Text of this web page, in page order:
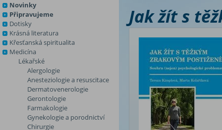
Novinky
Připravujeme
Dotisky
Krásná literatura
Křesťanská spiritualita
Medicína
Lékařské
Alergologie
Anesteziologie a resuscitace
Dermatovenerologie
Gerontologie
Farmakologie
Gynekologie a porodnictví
Chirurgie
Jak žít s